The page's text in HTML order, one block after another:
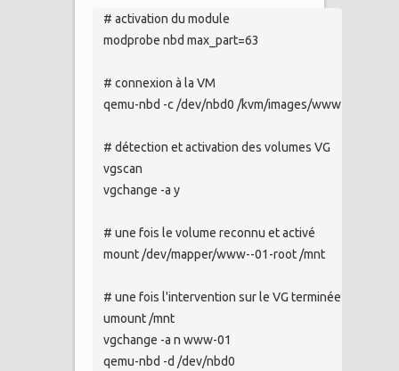
    # activation du module
    modprobe nbd max_part=63
    # connexion à la VM
    qemu-nbd -c /dev/nbd0 /kvm/images/www-01.img
    # détection et activation des volumes VG
    vgscan
    vgchange -a y
    # une fois le volume reconnu et activé
    mount /dev/mapper/www--01-root /mnt
    # une fois l'intervention sur le VG terminée
    umount /mnt
    vgchange -a n www-01
    qemu-nbd -d /dev/nbd0